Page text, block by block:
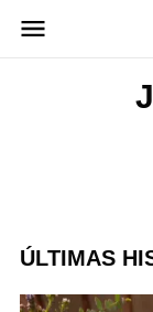
para
ÚLTIMAS